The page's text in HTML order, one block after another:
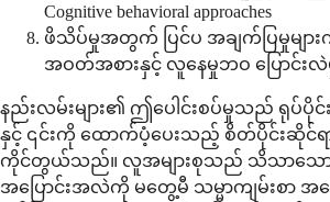
Cognitive behavioral approaches
ဖိသိပ်မှုအတွက် ပြင်ပ အချက်ပြမှုများ
အဝတ်အစားနှင့် လူနေမှုဘဝ ပြောင်းလဲမှု
နည်းလမ်းများ၏ ဤပေါင်းစပ်မှုသည် ရုပ်
နှင့် ၎င်းကို ထောက်ပံ့ပေးသည့် စိတ်ပိုင်းဆိုင်
ကိုင်တွယ်သည်။ လူအများစုသည် သိသာသော
အပြောင်းအလဲကို မတွေ့မီ သမ္မာကျမ်းစာ